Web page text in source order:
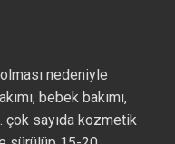
nedeniyle
bebek bakımı,
çok sayıda kozmetik